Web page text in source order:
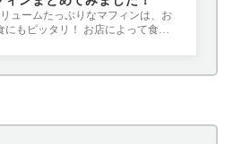
ュームたっぷりなマフィンは、お
にもピッタリ！ お店によって食感